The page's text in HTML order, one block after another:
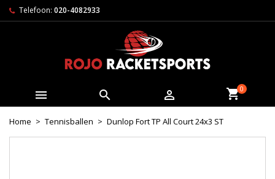
Telefoon: 020-4082933
   0
Home Tennisballen Dunlop Fort TP All Court 24x3 ST